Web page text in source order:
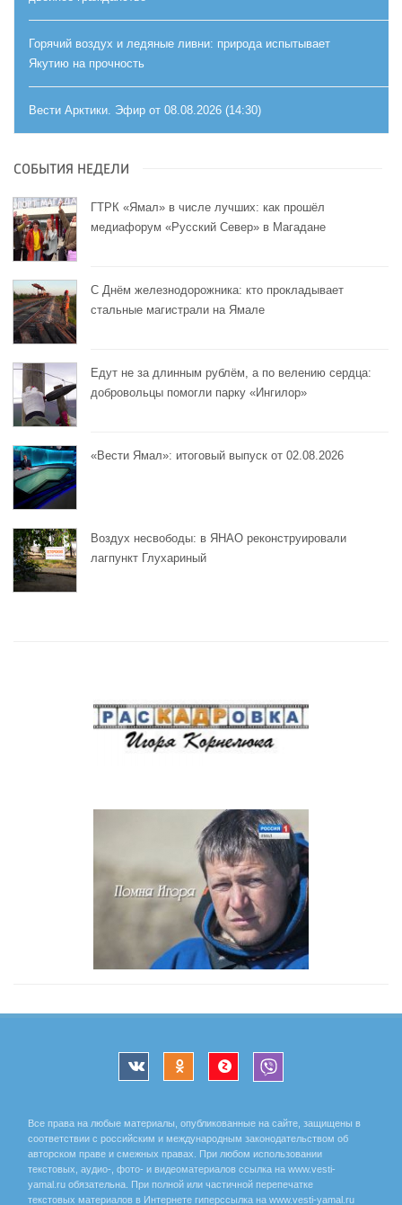
Горячий воздух и ледяные ливни: природа испытывает
Якутию на прочность
Вести Арктики. Эфир от 08.08.2026 (14:30)
СОБЫТИЯ НЕДЕЛИ
ГТРК «Ямал» в числе лучших: как прошёл
медиафорум «Русский Север» в Магадане
С Днём железнодорожника: кто прокладывает
стальные магистрали на Ямале
Едут не за длинным рублём, а по велению сердца:
добровольцы помогли парку «Ингилор»
«Вести Ямал»: итоговый выпуск от 02.08.2026
Воздух несвободы: в ЯНАО реконструировали
лагпункт Глухариный
Все права на любые материалы, опубликованные на сайте, защищены в
соответствии с российским и международным законодательством об
авторском праве и смежных правах. При любом использовании
текстовых, аудио-, фото- и видеоматериалов ссылка на www.vesti-
yamal.ru обязательна. При полной или частичной перепечатке
текстовых материалов в Интернете гиперссылка на www.vesti-yamal.ru